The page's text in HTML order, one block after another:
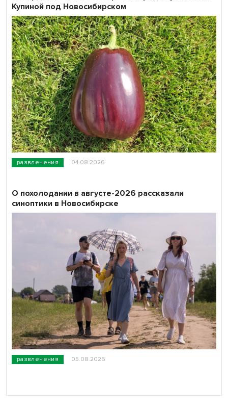
развлечения 04.08.2026
Купиной под Новосибирском
развлечения 05.08.2026
О похолодании в августе-2026 рассказали
синоптики в Новосибирске